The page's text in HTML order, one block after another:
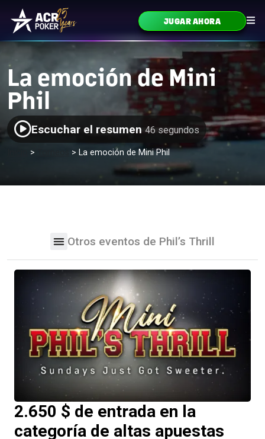
Ir al contenido
Navegación principalJUGAR AHORA
La emoción de Mini
Phil
Escuchar el resumen 46 segundos
> > La emoción de Mini Phil
2.650 $ de entrada en la
categoría de altas apuestas
Otros eventos de Phil’s Thrill